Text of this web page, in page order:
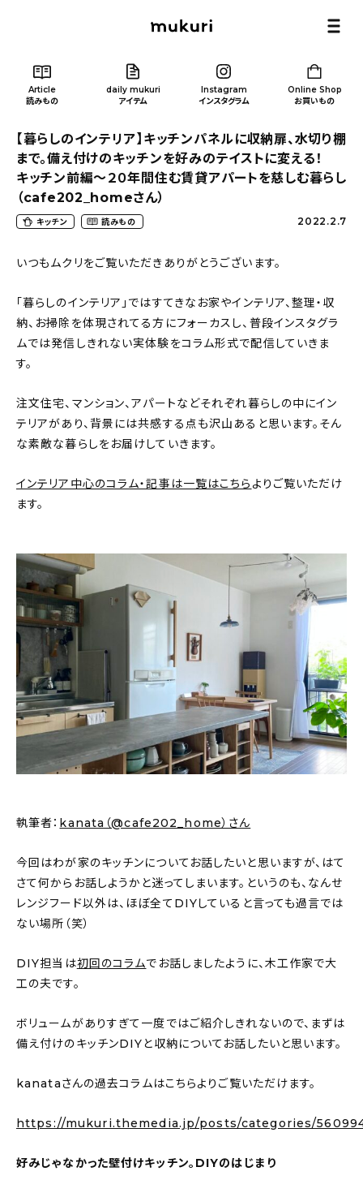
Article
読みもの
daily mukuri
アイテム
Instagram
インスタグラム
Online Shop
お買いもの
Article/ 読みもの
カテゴリー一覧
新着記事
人気の記事
コラム
キッチン
暮らし
daily mukuri / アイテム
カテゴリー一覧
新着記事
人気の記事
おすすめの記事
インテリア
キッチン
ギフト
プライバシーポリシー
【暮らしのインテリア】キッチンパネルに収納扉、水切り棚
まで。備え付けのキッチンを好みのテイストに変える！
キッチン前編〜２０年間住む賃貸アパートを慈しむ暮らし
（cafe202_homeさん）
キッチン 読みもの 2022.2.7
いつもムクリをご覧いただきありがとうございます。
「暮らしのインテリア」ではすてきなお家やインテリア、整理・収
納、お掃除を体現されてる方にフォーカスし、普段インスタグラ
ムでは発信しきれない実体験をコラム形式で配信していきま
す。
注文住宅、マンション、アパートなどそれぞれ暮らしの中にイン
テリアがあり、背景には共感する点も沢山あると思います。そん
な素敵な暮らしをお届けしていきます。
インテリア中心のコラム・記事は一覧はこちら よりご覧いただけ
ます。
執筆者： kanata（@cafe202_home）さん
今回はわが家のキッチンについてお話したいと思いますが、はて
さて何からお話しようかと迷ってしまいます。というのも、なんせ
レンジフード以外は、ほぼ全てDIYしていると言っても過言では
ない場所（笑）
DIY担当は初回のコラムでお話しましたように、木工作家で大
工の夫です。
ボリュームがありすぎて一度ではご紹介しきれないので、まずは
備え付けのキッチンDIYと収納についてお話したいと思います。
kanataさんの過去コラムはこちらよりご覧いただけます。
https://mukuri.themedia.jp/posts/categories/
好みじゃなかった壁付けキッチン。DIYのはじまり